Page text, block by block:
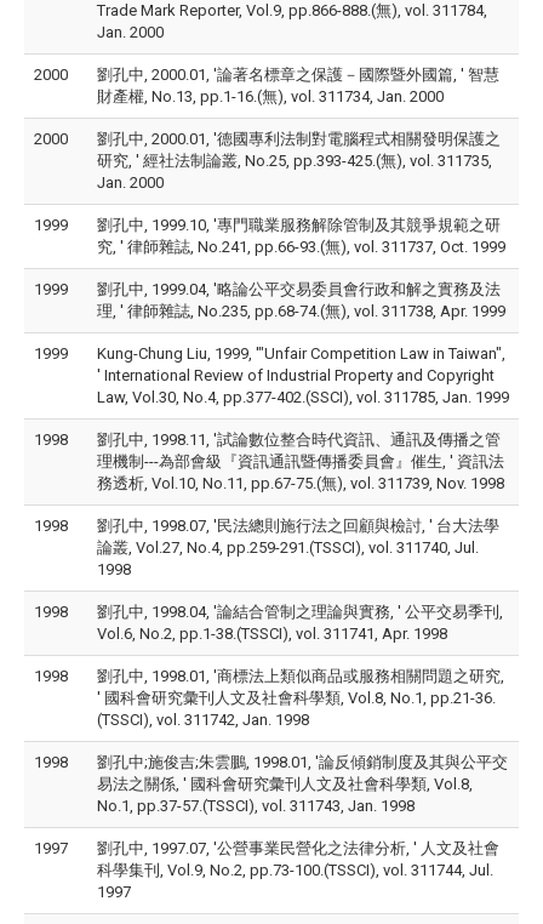
Trade Mark Reporter, Vol.9, pp.866-888.(無), vol. 311784,
Jan. 2000
2000
劉孔中, 2000.01, '論著名標章之保護－國際暨外國篇, ' 智慧
財產權, No.13, pp.1-16.(無), vol. 311734, Jan. 2000
2000
劉孔中, 2000.01, '德國專利法制對電腦程式相關發明保護之
研究, ' 經社法制論叢, No.25, pp.393-425.(無), vol. 311735,
Jan. 2000
1999
劉孔中, 1999.10, '專門職業服務解除管制及其競爭規範之研
究, ' 律師雜誌, No.241, pp.66-93.(無), vol. 311737, Oct. 1999
1999
劉孔中, 1999.04, '略論公平交易委員會行政和解之實務及法
理, ' 律師雜誌, No.235, pp.68-74.(無), vol. 311738, Apr. 1999
1999
Kung-Chung Liu, 1999, '"Unfair Competition Law in Taiwan",
' International Review of Industrial Property and Copyright
Law, Vol.30, No.4, pp.377-402.(SSCI), vol. 311785, Jan. 1999
1998
劉孔中, 1998.11, '試論數位整合時代資訊、通訊及傳播之管
理機制---為部會級『資訊通訊暨傳播委員會』催生, ' 資訊法
務透析, Vol.10, No.11, pp.67-75.(無), vol. 311739, Nov. 1998
1998
劉孔中, 1998.07, '民法總則施行法之回顧與檢討, ' 台大法學
論叢, Vol.27, No.4, pp.259-291.(TSSCI), vol. 311740, Jul.
1998
1998
劉孔中, 1998.04, '論結合管制之理論與實務, ' 公平交易季刊,
Vol.6, No.2, pp.1-38.(TSSCI), vol. 311741, Apr. 1998
1998
劉孔中, 1998.01, '商標法上類似商品或服務相關問題之研究,
' 國科會研究彙刊人文及社會科學類, Vol.8, No.1, pp.21-36.
(TSSCI), vol. 311742, Jan. 1998
1998
劉孔中;施俊吉;朱雲鵬, 1998.01, '論反傾銷制度及其與公平交
易法之關係, ' 國科會研究彙刊人文及社會科學類, Vol.8,
No.1, pp.37-57.(TSSCI), vol. 311743, Jan. 1998
1997
劉孔中, 1997.07, '公營事業民營化之法律分析, ' 人文及社會
科學集刊, Vol.9, No.2, pp.73-100.(TSSCI), vol. 311744, Jul.
1997